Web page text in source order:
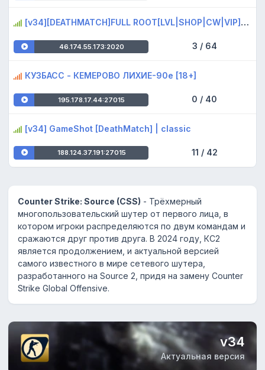
[v34][DEATHMATCH]FULL ROOT[LVL|SНОР|CW|VIP][18+]
46.174.55.173:2020 3 / 64
КУЗБАСС - КЕМЕРОВО ЛИХИЕ-90е [18+]
195.178.17.44:27015 0 / 40
[v34] GameShot [DeathMatch] | classic
188.124.37.191:27015 11 / 42
Counter Strike: Source (CSS) - Трёхмерный
многопользовательский шутер от первого лица, в
котором игроки распределяются по двум командам и
сражаются друг против друга. В 2024 году, КС2
является продолжением, и актуальной версией
самого известного в мире сетевого шутера,
разработанного на Source 2, придя на замену Counter
Strike Global Offensive.
v34
Актуальная версия